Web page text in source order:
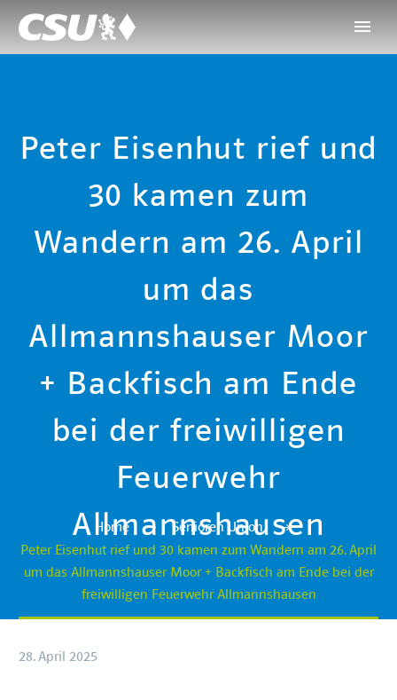
Peter Eisenhut rief und
30 kamen zum
Wandern am 26. April
um das
Allmannshauser Moor
+ Backfisch am Ende
bei der freiwilligen
Feuerwehr
Allmannshausen
Home
Senioren Union
Peter Eisenhut rief und 30 kamen zum Wandern am 26. April
um das Allmannshauser Moor + Backfisch am Ende bei der
freiwilligen Feuerwehr Allmannshausen
28. April 2025